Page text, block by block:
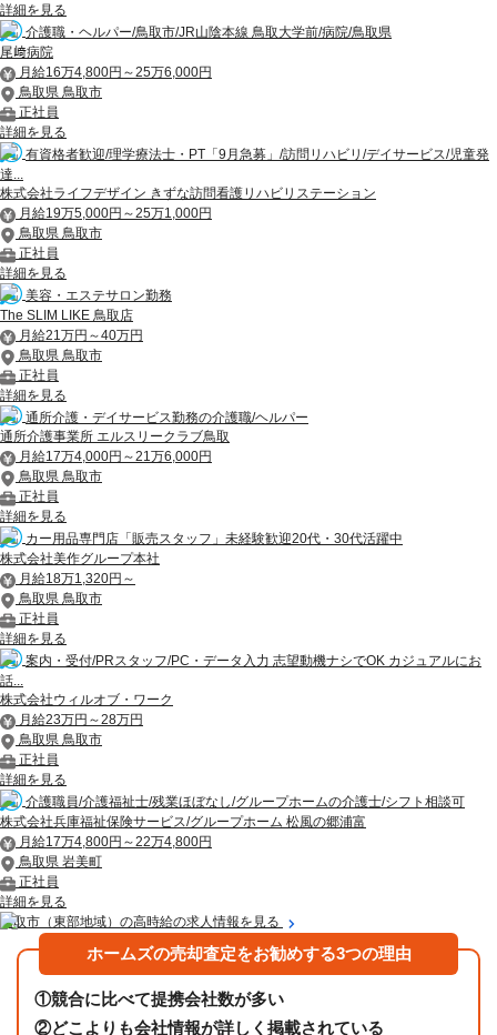
詳細を見る
介護職・ヘルパー/鳥取市/JR山陰本線 鳥取大学前/病院/鳥取県
尾﨑病院
月給16万4,800円～25万6,000円
鳥取県 鳥取市
正社員
詳細を見る
有資格者歓迎/理学療法士・PT「9月急募」/訪問リハビリ/デイサービス/児童発
達...
株式会社ライフデザイン きずな訪問看護リハビリステーション
月給19万5,000円～25万1,000円
鳥取県 鳥取市
正社員
詳細を見る
美容・エステサロン勤務
The SLIM LIKE 鳥取店
月給21万円～40万円
鳥取県 鳥取市
正社員
詳細を見る
通所介護・デイサービス勤務の介護職/ヘルパー
通所介護事業所 エルスリークラブ鳥取
月給17万4,000円～21万6,000円
鳥取県 鳥取市
正社員
詳細を見る
カー用品専門店「販売スタッフ」未経験歓迎20代・30代活躍中
株式会社美作グループ本社
月給18万1,320円～
鳥取県 鳥取市
正社員
詳細を見る
案内・受付/PRスタッフ/PC・データ入力 志望動機ナシでOK カジュアルにお
話...
株式会社ウィルオブ・ワーク
月給23万円～28万円
鳥取県 鳥取市
正社員
詳細を見る
介護職員/介護福祉士/残業ほぼなし/グループホームの介護士/シフト相談可
株式会社兵庫福祉保険サービス/グループホーム 松風の郷浦富
月給17万4,800円～22万4,800円
鳥取県 岩美町
正社員
詳細を見る
鳥取市（東部地域）の高時給の求人情報を見る
ホームズの売却査定をお勧めする3つの理由
①競合に比べて提携会社数が多い
②どこよりも会社情報が詳しく掲載されている